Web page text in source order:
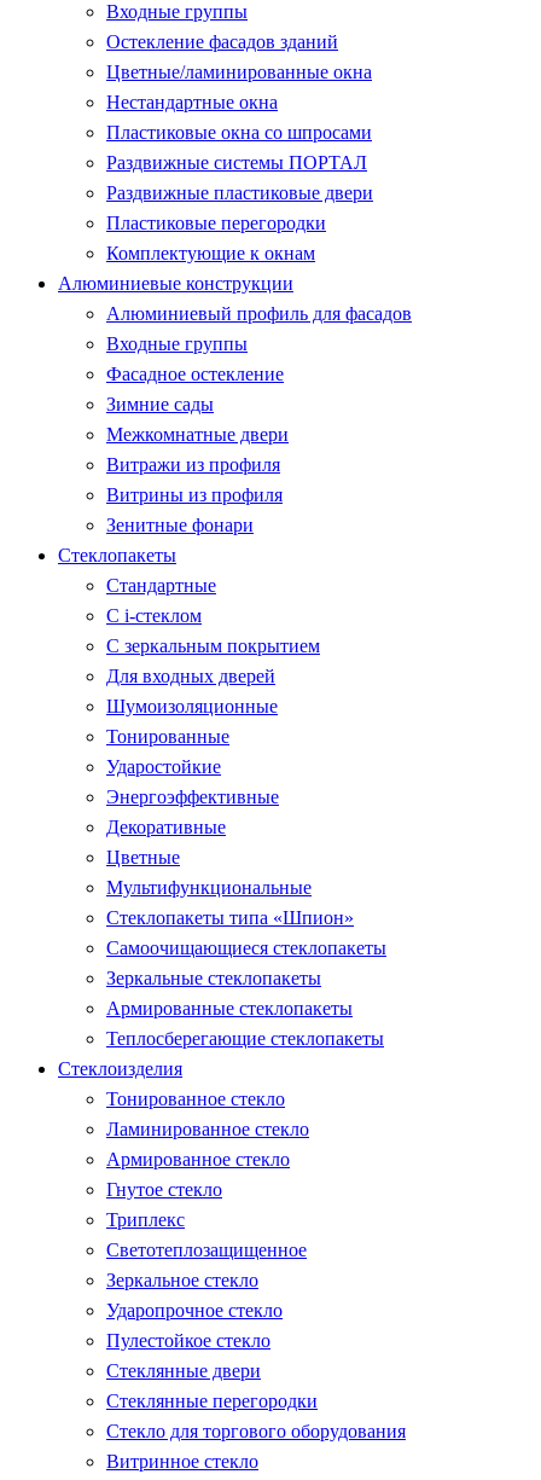
Входные группы
Остекление фасадов зданий
Цветные/ламинированные окна
Нестандартные окна
Пластиковые окна со шпросами
Раздвижные системы ПОРТАЛ
Раздвижные пластиковые двери
Пластиковые перегородки
Комплектующие к окнам
Алюминиевые конструкции
Алюминиевый профиль для фасадов
Входные группы
Фасадное остекление
Зимние сады
Межкомнатные двери
Витражи из профиля
Витрины из профиля
Зенитные фонари
Стеклопакеты
Стандартные
С i-стеклом
С зеркальным покрытием
Для входных дверей
Шумоизоляционные
Тонированные
Ударостойкие
Энергоэффективные
Декоративные
Цветные
Мультифункциональные
Стеклопакеты типа «Шпион»
Самоочищающиеся стеклопакеты
Зеркальные стеклопакеты
Армированные стеклопакеты
Теплосберегающие стеклопакеты
Стеклоизделия
Тонированное стекло
Ламинированное стекло
Армированное стекло
Гнутое стекло
Триплекс
Светотеплозащищенное
Зеркальное стекло
Ударопрочное стекло
Пулестойкое стекло
Стеклянные двери
Стеклянные перегородки
Стекло для торгового оборудования
Витринное стекло